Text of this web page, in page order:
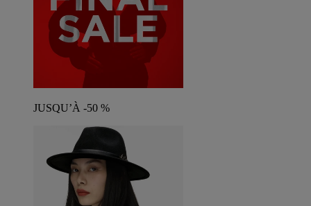
JUSQU’À -50 %